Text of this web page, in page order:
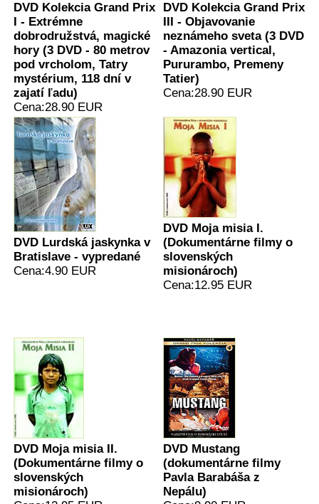
DVD Kolekcia Grand Prix
I - Extrémne
dobrodružstvá, magické
hory (3 DVD - 80 metrov
pod vrcholom, Tatry
mystérium, 118 dní v
zajatí ľadu)
Cena:28.90 EUR
DVD Kolekcia Grand Prix
III - Objavovanie
neznámeho sveta (3 DVD
- Amazonia vertical,
Pururambo, Premeny
Tatier)
Cena:28.90 EUR
DVD Lurdská jaskynka v
Bratislave - vypredané
Cena:4.90 EUR
DVD Moja misia I.
(Dokumentárne filmy o
slovenských
misionároch)
Cena:12.95 EUR
DVD Moja misia II.
(Dokumentárne filmy o
slovenských
misionároch)
DVD Mustang
(dokumentárne filmy
Pavla Barabáša z
Nepálu)